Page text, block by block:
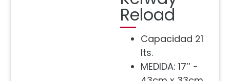
Reload
Capacidad 21
lts.
MEDIDA: 17’’ -